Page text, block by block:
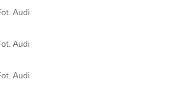
Audi
Audi
Audi